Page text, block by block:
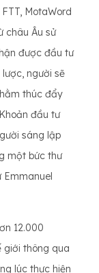
MotaWord
châu Âu sử
được đầu tư
người sẽ
thúc đẩy
đầu tư
sáng lập
một bức thư
12.000
giới thông qua
lúc thực hiện